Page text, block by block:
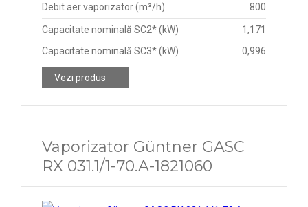
Debit aer vaporizator (m³/h) 800
Capacitate nominală SC2* (kW)
1,171
Capacitate nominală SC3* (kW)
0,996
Vezi produs
Vaporizator Güntner GASC
RX 031.1/1-70.A-1821060